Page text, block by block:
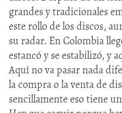
grandes y tradicionales
este rollo de los discos,
su radar. En Colombia
estancó y se estabilizó, y
Aquí no va pasar nada
la compra o la venta de
sencillamente eso tiene